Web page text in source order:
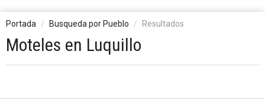
Portada Busqueda por Pueblo Resultados
Moteles en Luquillo